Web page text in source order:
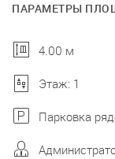
ПАРАМЕТРЫ
4.00 м
Этаж: 1
Парковка